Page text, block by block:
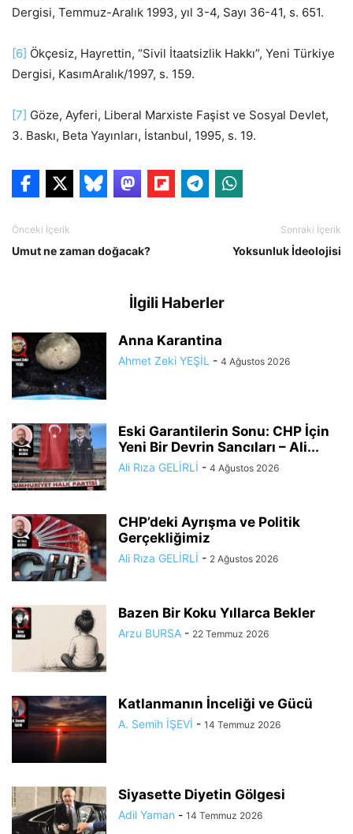
Dergisi, Temmuz-Aralık 1993, yıl 3-4, Sayı 36-41, s. 651.
[6] Ökçesiz, Hayrettin, “Sivil İtaatsizlik Hakkı”, Yeni Türkiye
Dergisi, KasımAralık/1997, s. 159.
[7] Göze, Ayferi, Liberal Marxiste Faşist ve Sosyal Devlet,
3. Baskı, Beta Yayınları, İstanbul, 1995, s. 19.
Önceki İçerik
Umut ne zaman doğacak?
Sonraki İçerik
Yoksunluk İdeolojisi
İlgili Haberler
Anna Karantina
Ahmet Zeki YEŞİL - 4 Ağustos 2026
Eski Garantilerin Sonu: CHP İçin
Yeni Bir Devrin Sancıları – Ali...
Ali Rıza GELİRLİ - 4 Ağustos 2026
CHP’deki Ayrışma ve Politik
Gerçekliğimiz
Ali Rıza GELİRLİ - 2 Ağustos 2026
Bazen Bir Koku Yıllarca Bekler
Arzu BURSA - 22 Temmuz 2026
Katlanmanın İnceliği ve Gücü
A. Semih İŞEVİ - 14 Temmuz 2026
Siyasette Diyetin Gölgesi
Adil Yaman - 14 Temmuz 2026